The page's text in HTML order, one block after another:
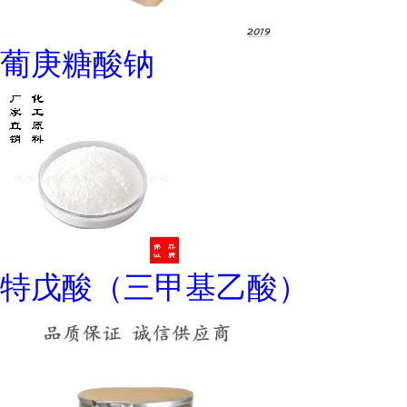
葡庚糖酸钠
特戊酸（三甲基乙酸）